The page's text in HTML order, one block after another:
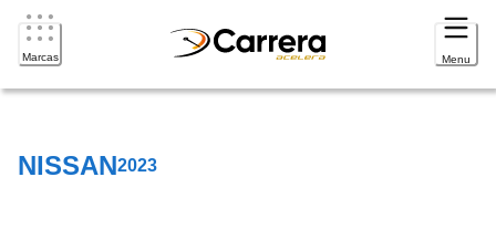
Marcas Menu
NISSAN2023